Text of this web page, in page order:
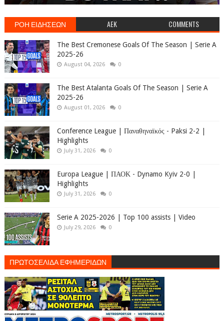
ΡΟΗ ΕΙΔΗΣΕΩΝ AEK COMMENTS
The Best Cremonese Goals Of The Season | Serie A
2025-26
August 04, 2026 0
The Best Atalanta Goals Of The Season | Serie A
2025-26
August 01, 2026 0
Conference League | Παναθηναϊκός - Paksi 2-2 |
Highlights
July 31, 2026 0
Europa League | ΠΑΟΚ - Dynamo Kyiv 2-0 |
Highlights
July 31, 2026 0
Serie A 2025-2026 | Top 100 assists | Video
July 29, 2026 0
ΠΡΩΤΟΣΕΛΙΔΑ ΕΦΗΜΕΡΙΔΩΝ